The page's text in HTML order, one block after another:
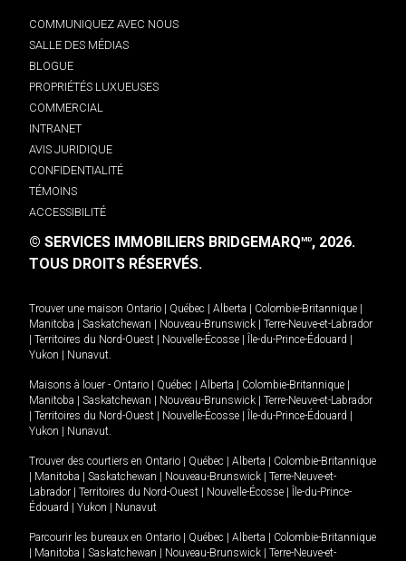
COMMUNIQUEZ AVEC NOUS
SALLE DES MÉDIAS
BLOGUE
PROPRIÉTÉS LUXUEUSES
COMMERCIAL
INTRANET
AVIS JURIDIQUE
CONFIDENTIALITÉ
TÉMOINS
ACCESSIBILITÉ
© SERVICES IMMOBILIERS BRIDGEMARQMD, 2026.
TOUS DROITS RÉSERVÉS.
Trouver une maison Ontario Québec Alberta Colombie-Britannique
Manitoba
Saskatchewan Nouveau-Brunswick
Terre-Neuve-et-Labrador
Territoires du Nord-Ouest Nouvelle-Écosse Île-du-Prince-Édouard
Yukon
Nunavut.
Maisons à louer - Ontario Québec Alberta Colombie-Britannique
Manitoba
Saskatchewan Nouveau-Brunswick
Terre-Neuve-et-Labrador
Territoires du Nord-Ouest Nouvelle-Écosse Île-du-Prince-Édouard
Yukon
Nunavut.
Trouver des courtiers en Ontario Québec Alberta
Colombie-Britannique
Manitoba Saskatchewan Nouveau-Brunswick
Terre-Neuve-et-
Labrador
Territoires du Nord-Ouest Nouvelle-Écosse
Île-du-Prince-
Édouard
Yukon Nunavut
Parcourir les bureaux en Ontario Québec Alberta
Colombie-Britannique
Manitoba Saskatchewan Nouveau-Brunswick
Terre-Neuve-et-